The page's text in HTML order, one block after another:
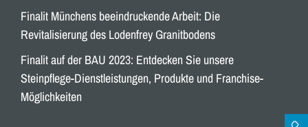
Finalit Münchens beeindruckende Arbeit: Die
Revitalisierung des Lodenfrey Granitbodens
Finalit auf der BAU 2023: Entdecken Sie unsere
Steinpflege-Dienstleistungen, Produkte und Franchise-
Möglichkeiten